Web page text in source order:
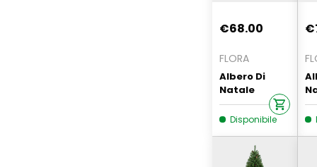
€68.00
FLORA
Albero Di
Natale
Silvestre 240
Cm Verde
Disponibile